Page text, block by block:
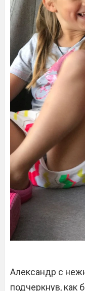
Александр с
подчеркнув, как